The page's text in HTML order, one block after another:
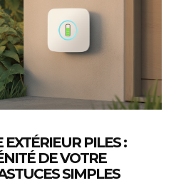
PILES :
DE VOTRE
SIMPLES